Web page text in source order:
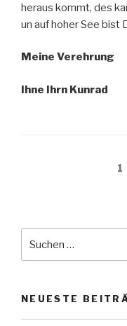
heraus kommt, des
un auf hoher See bist
Meine Verehrung
Ihne Ihrn Kunrad
1
nach:
NEUESTE